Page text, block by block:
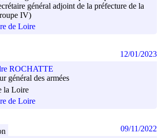
général adjoint de la préfecture de la
IV)
de Loire
ROCHATTE
général des armées
la Loire
de Loire
12/01/2023
09/11/2022